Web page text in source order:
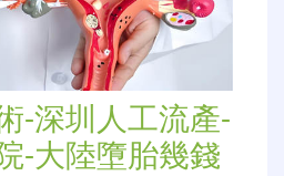
-深圳人工流產-
-大陸墮胎幾錢